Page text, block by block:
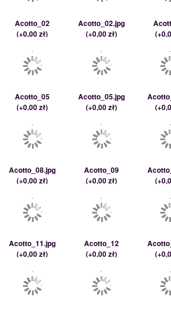
Acotto_02
(+0,00 zł)
Acotto_02.jpg
(+0,00 zł)
(
Acotto_05
(+0,00 zł)
Acotto_05.jpg
(+0,00 zł)
(
Acotto_08.jpg
(+0,00 zł)
Acotto_09
(+0,00 zł)
(
Acotto_11.jpg
(+0,00 zł)
Acotto_12
(+0,00 zł)
(